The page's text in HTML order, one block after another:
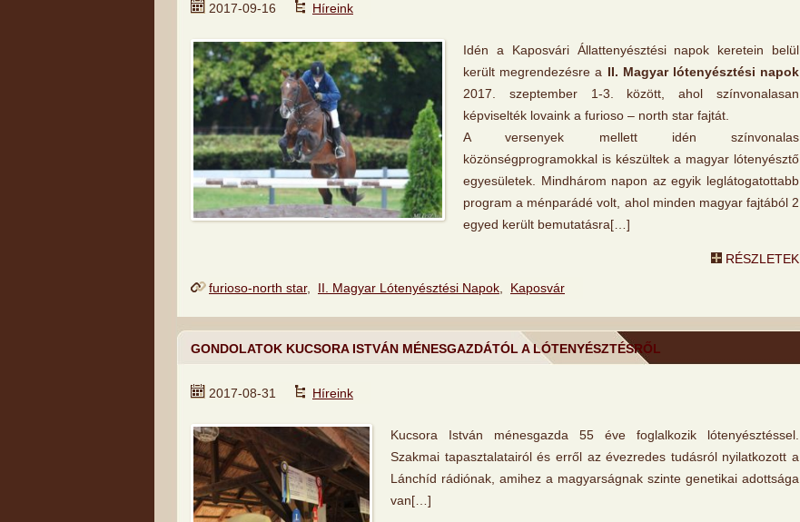
2017-09-16 Híreink
Idén a Kaposvári Állattenyésztési napok keretein belül
került megrendezésre a II. Magyar lótenyésztési napok
2017. szeptember 1-3. között, ahol színvonalasan
képviselték lovaink a furioso – north star fajtát.
A versenyek mellett idén színvonalas
közönségprogramokkal is készültek a magyar lótenyésztő
egyesületek. Mindhárom napon az egyik leglátogatottabb
program a ménparádé volt, ahol minden magyar fajtából 2
egyed került bemutatásra[…]
RÉSZLETEK
furioso-north star, II. Magyar Lótenyésztési Napok Kaposvár
GONDOLATOK KUCSORA ISTVÁN MÉNESGAZDÁTÓL A LÓTENYÉSZTÉSRŐL
2017-08-31 Híreink
Kucsora István ménesgazda 55 éve foglalkozik lótenyésztéssel.
Szakmai tapasztalatairól és erről az évezredes tudásról nyilatkozott a
Lánchíd rádiónak, amihez a magyarságnak szinte genetikai adottsága
van[…]